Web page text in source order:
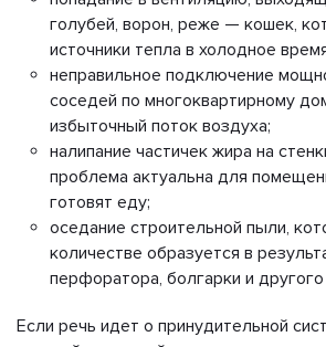
голубей, ворон, реже — кошек,
источники тепла в холодное
неправильное подключение
соседей по многоквартирному
избыточный поток воздуха;
налипание частичек жира на
проблема актуальна для
готовят еду;
оседание строительной пыли,
количестве образуется в
перфоратора, болгарки и
Если речь идет о принудительной